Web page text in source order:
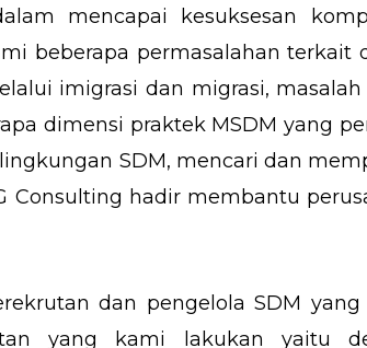
mencapai kesuksesan
beberapa permasalahan terkait
imigrasi dan migrasi,
dimensi praktek MSDM yang
SDM, mencari dan
Consulting hadir membantu
dan pengelola SDM
yang kami lakukan yaitu